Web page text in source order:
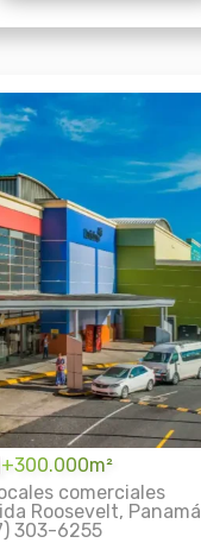
+300.000m²
comerciales
Roosevelt, Panamá
303-6255